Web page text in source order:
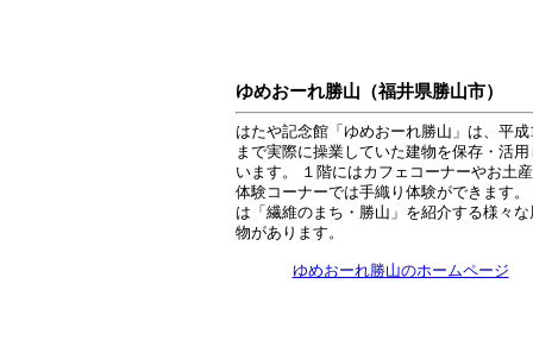
ゆめおーれ勝山（福井県勝山市）
はたや記念館「ゆめおーれ勝山」は、平成
まで実際に操業していた建物を保存・活用
います。 １階にはカフェコーナーやお土
体験コーナーでは手織り体験ができます。
は「繊維のまち・勝山」を紹介する様々な
物があります。
ゆめおーれ勝山のホームページ